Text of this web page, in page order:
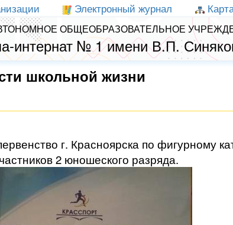
Электронный журнал
ОБЩЕОБРАЗОВАТЕЛЬНОЕ
интернат № 1 имени В.П.
школьной жизни
г. Красноярска по фигурному
2 юношеского разряда.